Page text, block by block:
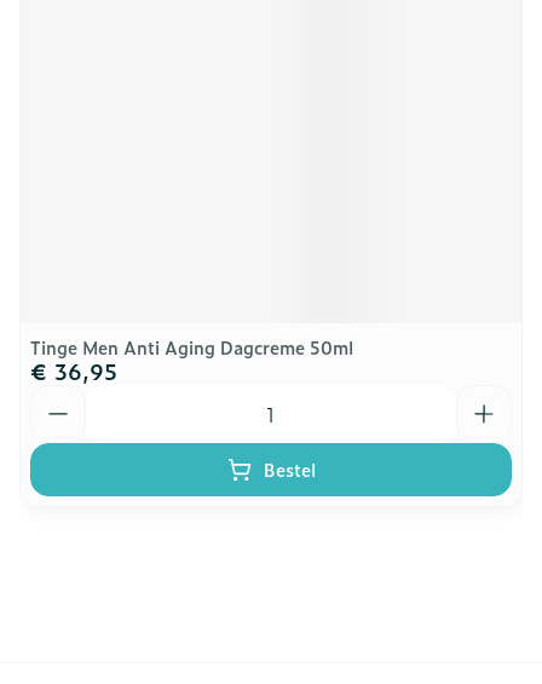
Tinge Men Anti Aging Dagcreme 50ml
€ 36,95
Bestel